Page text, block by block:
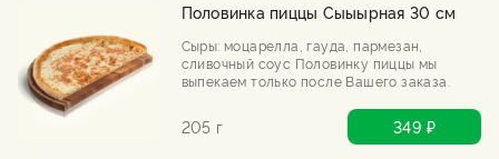
Половинка пиццы Сыыырная 30 см
Сыры: моцарелла, гауда, пармезан,
сливочный соус Половинку пиццы мы
выпекаем только после Вашего заказа.
205 г 349 ₽